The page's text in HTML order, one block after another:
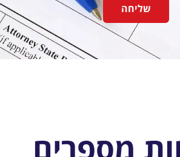
שליחה
מספרים